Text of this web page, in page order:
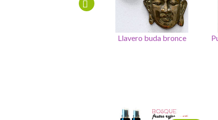
Pulsera elástica aragonito